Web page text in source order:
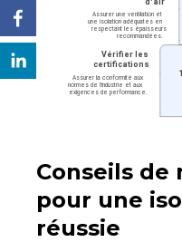
Conseils
pour une
réussie